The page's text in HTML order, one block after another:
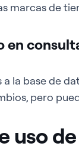
marcas de
en
a la base de
pero
uso